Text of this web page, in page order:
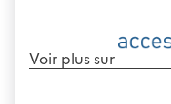
Voir plus sur